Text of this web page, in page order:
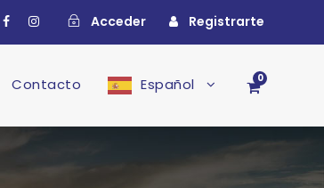
Acceder Registrarte
Contacto Español 0